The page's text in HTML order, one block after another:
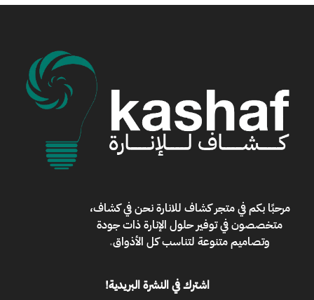
مرحبًا بكم فيمتجر كشاف للانارةنحن في كشاف،
متخصصون في توفير حلول الإنارة ذات جودة
وتصاميم متنوعة لتناسب كل الأذواق.
اشترك في النشرة البريدية!